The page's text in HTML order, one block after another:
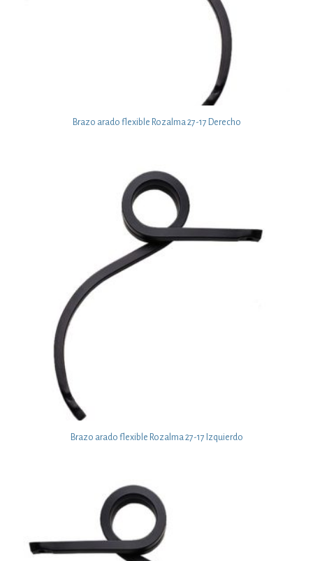
Brazo arado flexible Rozalma 27-17 Derecho
Brazo arado flexible Rozalma 27-17 Izquierdo